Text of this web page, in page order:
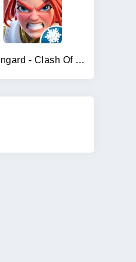
Rivengard - Clash Of Legends